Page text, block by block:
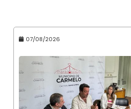
07/08/2026